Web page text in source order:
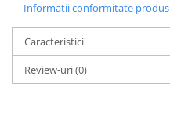
Informatii conformitate produs
Caracteristici
Review-uri(0)